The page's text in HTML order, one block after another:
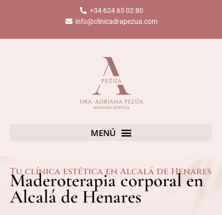
+34 624 65 02 80
info@clinicadrapezua.com
Tu clínica estética en Alcalá de Henares
Maderoterapia corporal en
Alcalá de Henares